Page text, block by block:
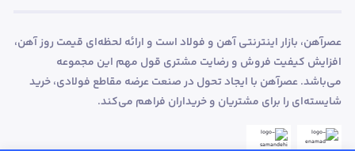
عصرآهن، بازار اینترنتی آهن و فولاد است و ارائه لحظه‌ای قیمت روز آهن،
افزایش کیفیت فروش و رضایت مشتری قول مهم این مجموعه
می‌باشد. عصرآهن با ایجاد تحول در صنعت عرضه مقاطع فولادی، خرید
شایسته‌ای را برای مشتریان و خریداران فراهم می‌کند.